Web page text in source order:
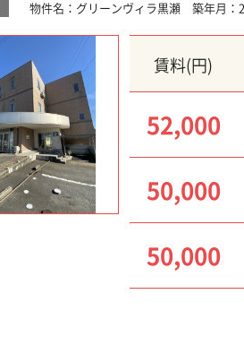
物件名：グリーンヴィラ黒瀬 築年月
賃料(円)
52,000
50,000
50,000